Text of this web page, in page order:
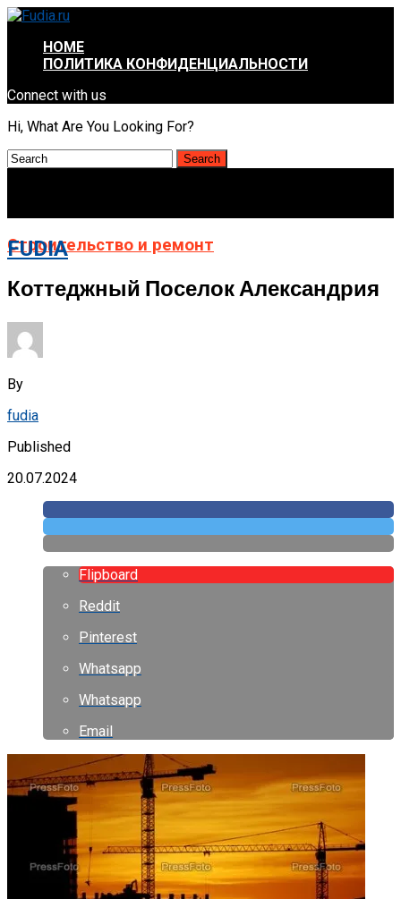
HOME
ПОЛИТИКА КОНФИДЕНЦИАЛЬНОСТИ
Connect with us
Hi, What Are You Looking For?
FUDIA
Строительство и ремонт
Коттеджный Поселок Александрия
By
fudia
Published
20.07.2024
Flipboard
Reddit
Pinterest
Whatsapp
Whatsapp
Email